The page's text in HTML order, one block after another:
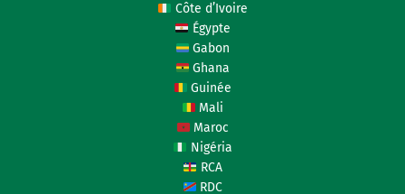
Côte d’Ivoire
Égypte
Gabon
Ghana
Guinée
Mali
Maroc
Nigéria
RCA
RDC